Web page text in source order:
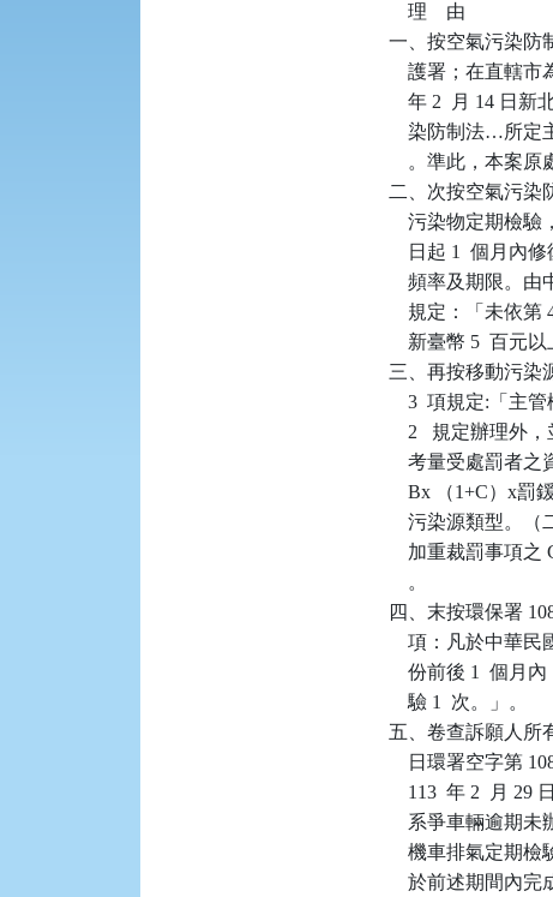
    理    由
一、按空氣污染防
護署；在直轄
年 2  月 14
染防制法…所
。準此，本案
二、次按空氣污染
污染物定期檢
日起 1  個月
頻率及期限。
規定：「未依
新臺幣 5  百元
三、再按移動污染
3  項規定:「
2   規定辦理
考量受處罰者
Bx （1+C）x罰
污染源類型。
加重裁罰事項之
    。
四、末按環保署
項：凡於中華
份前後 1  個
    驗 1  次。」。
五、卷查訴願人所
日環署空字第
113  年 2  月
系爭車輛逾期
機車排氣定期
於前述期間內完